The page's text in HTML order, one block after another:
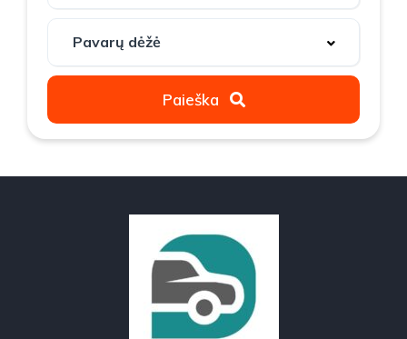
Paieška